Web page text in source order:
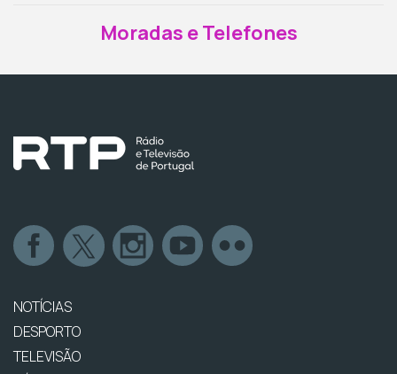
Moradas e Telefones
NOTÍCIAS
DESPORTO
TELEVISÃO